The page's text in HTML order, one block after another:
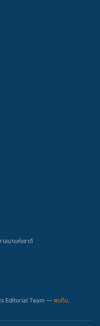
าสนาแห่งชาติ
Editorial Team —พบทีม.